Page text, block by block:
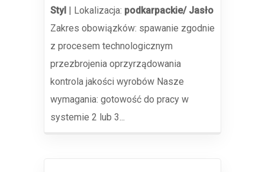
Styl | Lokalizacja: podkarpackie/ Jasło
Zakres obowiązków: spawanie zgodnie
z procesem technologicznym
przezbrojenia oprzyrządowania
kontrola jakości wyrobów Nasze
wymagania: gotowość do pracy w
systemie 2 lub 3...